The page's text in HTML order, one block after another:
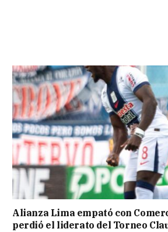
Alianza Lima empató con
perdió el liderato del Torneo